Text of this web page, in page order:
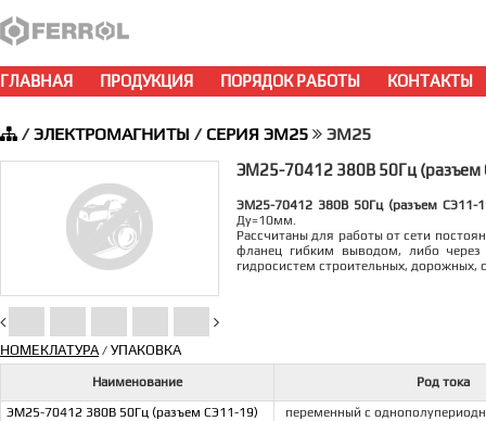
ГЛАВНАЯ ПРОДУКЦИЯ ПОРЯДОК РАБОТЫ КОНТАКТЫ
/ЭЛЕКТРОМАГНИТЫ / СЕРИЯ ЭМ25 ЭМ25
ЭМ25-70412 380В 50Гц (разъем
ЭМ25-70412 380В 50Гц (разъем СЭ11-
Ду=10мм.
Рассчитаны для работы от сети
фланец гибким выводом, либо через
гидросистем строительных, дорожных,
НОМЕКЛАТУРА/ УПАКОВКА
Наименование
Род тока
ЭМ25-70412 380В 50Гц (разъем СЭ11-19)
переменный с